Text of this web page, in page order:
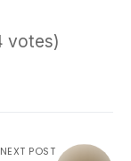
votes)
NEXT POST